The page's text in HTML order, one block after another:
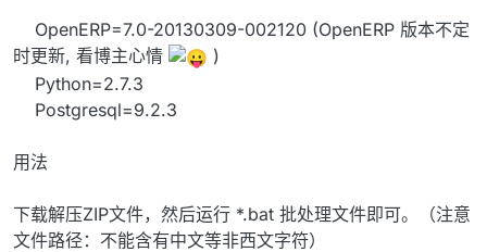
OpenERP=7.0-20130309-002120 (OpenERP 版本不定
时更新, 看博主心情
)
Python=2.7.3
Postgresql=9.2.3
用法
下载解压ZIP文件，然后运行 *.bat 批处理文件即可。（注意
文件路径：不能含有中文等非西文字符）